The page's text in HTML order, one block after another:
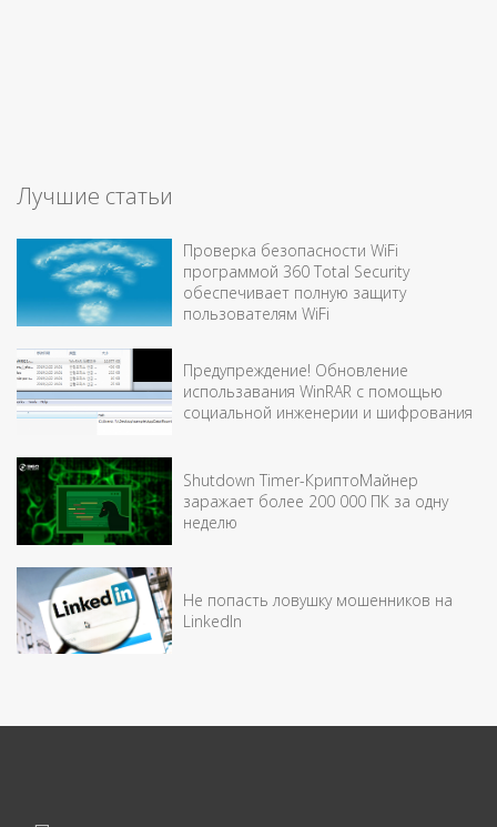
Лучшие статьи
Проверка безопасности WiFi
программой 360 Total Security
обеспечивает полную защиту
пользователям WiFi
Предупреждение! Обновление
использавания WinRAR с помощью
социальной инженерии и шифрования
Shutdown Timer-КриптоМайнер
заражает более 200 000 ПК за одну
неделю
Не попасть ловушку мошенников на
LinkedIn